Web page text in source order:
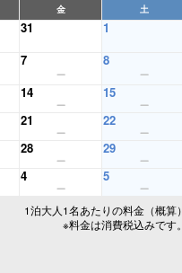
金 土
31
1
7
8
14
15
21
22
28
29
4 5
1泊大人1名あたりの料金（概算）
※料金は消費税込みです。